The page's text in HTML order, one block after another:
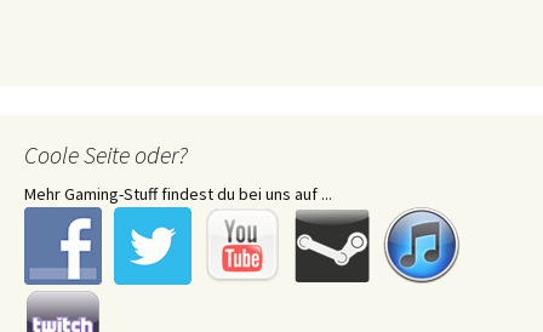
Coole Seite oder?
Mehr Gaming-Stuff findest du bei uns auf ...